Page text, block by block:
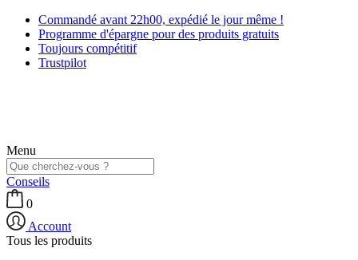
Commandé avant 22h00, expédié le jour même !
Programme d'épargne pour des produits gratuits
Toujours compétitif
Trustpilot
Menu
Conseils
0
Account
Tous les produits